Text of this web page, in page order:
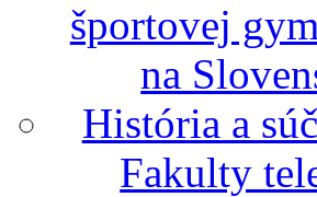
športovej
na
História a
Fakulty